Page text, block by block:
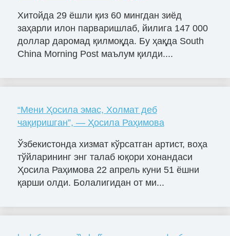
Хитойда 29 ёшли қиз 60 мингдан зиёд
заҳарли илон парваришлаб, йилига 147 000
доллар даромад қилмоқда. Бу ҳақда South
China Morning Post маълум қилди....
“Мени Ҳосила эмас, Холмат деб
чақиришган”, — Ҳосила Раҳимова
Ўзбекистонда хизмат кўрсатган артист, воҳа
тўйларининг энг талаб юқори хонандаси
Ҳосила Раҳимова 22 апрель куни 51 ёшни
қарши олди. Болалигидан от ми...